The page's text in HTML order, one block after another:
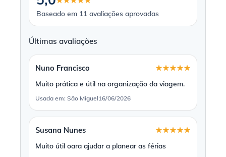
Baseado em 11 avaliações aprovadas
Últimas avaliações
Nuno Francisco ★★★★★
Muito prática e útil na organização da viagem.
Usada em: São Miguel16/06/2026
Susana Nunes ★★★★★
Muito útil oara ajudar a planear as férias